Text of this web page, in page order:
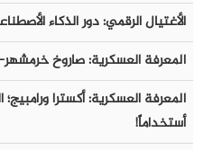
الأغتيال الرقمي: دور الذكاء
المعرفة العسكرية: صاروخ خرمشهر-٤
المعرفة العسكرية: أكسترا ورامبيج؛
أستخداماً!